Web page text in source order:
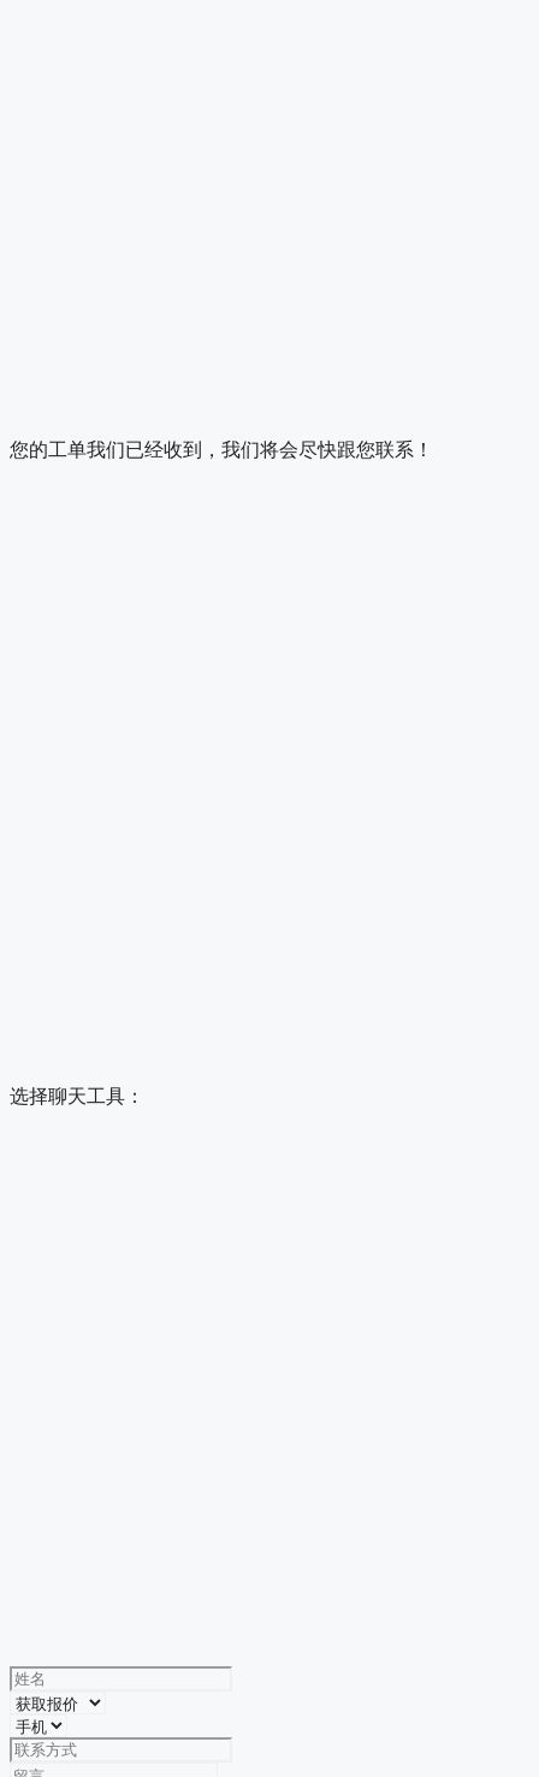
您的工单我们已经收到，我们将会尽快跟您联系！
选择聊天工具：